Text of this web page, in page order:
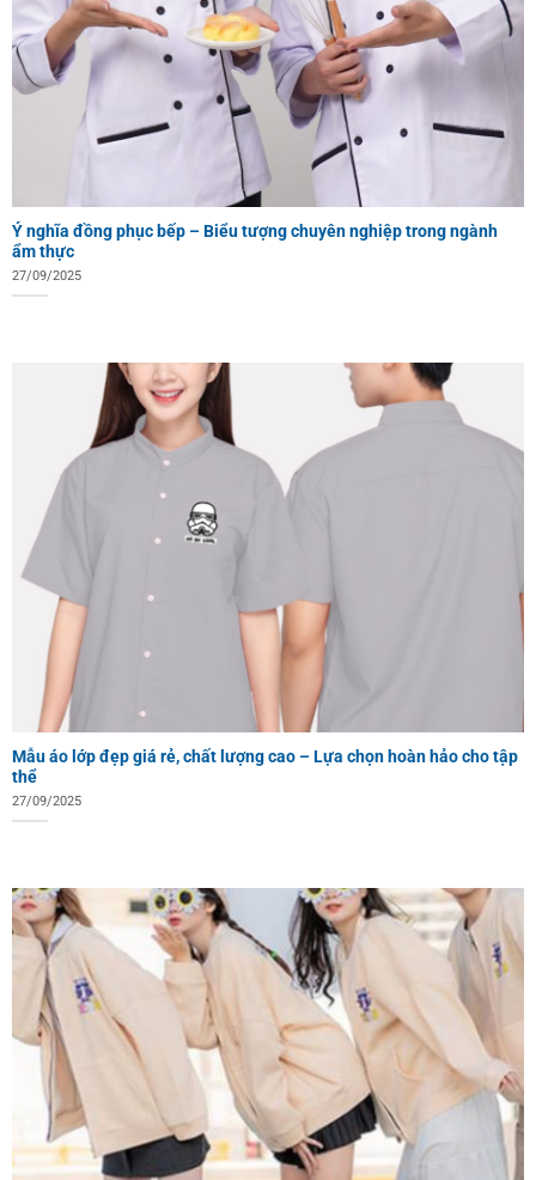
Ý nghĩa đồng phục bếp – Biểu tượng chuyên nghiệp trong ngành
ẩm thực
27/09/2025
Mẫu áo lớp đẹp giá rẻ, chất lượng cao – Lựa chọn hoàn hảo cho tập
thể
27/09/2025